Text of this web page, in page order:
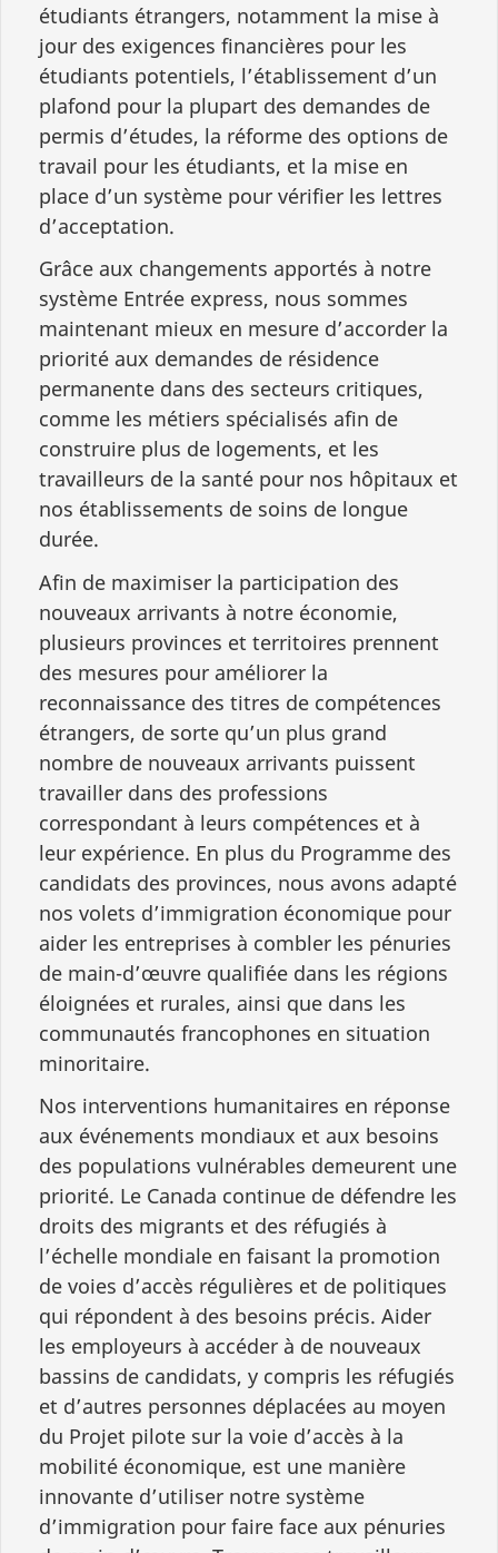
étudiants étrangers, notamment la mise à
jour des exigences financières pour les
étudiants potentiels, l’établissement d’un
plafond pour la plupart des demandes de
permis d’études, la réforme des options de
travail pour les étudiants, et la mise en
place d’un système pour vérifier les lettres
d’acceptation.
Grâce aux changements apportés à notre
système Entrée express, nous sommes
maintenant mieux en mesure d’accorder la
priorité aux demandes de résidence
permanente dans des secteurs critiques,
comme les métiers spécialisés afin de
construire plus de logements, et les
travailleurs de la santé pour nos hôpitaux et
nos établissements de soins de longue
durée.
Afin de maximiser la participation des
nouveaux arrivants à notre économie,
plusieurs provinces et territoires prennent
des mesures pour améliorer la
reconnaissance des titres de compétences
étrangers, de sorte qu’un plus grand
nombre de nouveaux arrivants puissent
travailler dans des professions
correspondant à leurs compétences et à
leur expérience. En plus du Programme des
candidats des provinces, nous avons adapté
nos volets d’immigration économique pour
aider les entreprises à combler les pénuries
de main-d’œuvre qualifiée dans les régions
éloignées et rurales, ainsi que dans les
communautés francophones en situation
minoritaire.
Nos interventions humanitaires en réponse
aux événements mondiaux et aux besoins
des populations vulnérables demeurent une
priorité. Le Canada continue de défendre les
droits des migrants et des réfugiés à
l’échelle mondiale en faisant la promotion
de voies d’accès régulières et de politiques
qui répondent à des besoins précis. Aider
les employeurs à accéder à de nouveaux
bassins de candidats, y compris les réfugiés
et d’autres personnes déplacées au moyen
du Projet pilote sur la voie d’accès à la
mobilité économique, est une manière
innovante d’utiliser notre système
d’immigration pour faire face aux pénuries